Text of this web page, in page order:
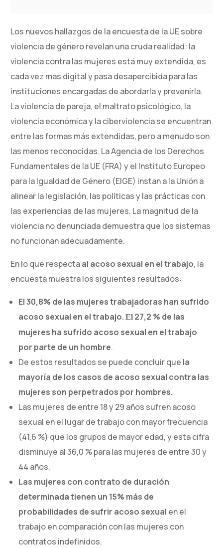
Los nuevos hallazgos de la encuesta de la UE sobre
violencia de género revelan una cruda realidad: la
violencia contra las mujeres está muy extendida, es
cada vez más digital y pasa desapercibida para las
instituciones encargadas de abordarla y prevenirla.
La violencia de pareja, el maltrato psicológico, la
violencia económica y la ciberviolencia se encuentran
entre las formas más extendidas, pero a menudo son
las menos reconocidas. La Agencia de los Derechos
Fundamentales de la UE (FRA) y el Instituto Europeo
para la Igualdad de Género (EIGE) instan a la Unión a
alinear la legislación, las políticas y las prácticas con
las experiencias de las mujeres. La magnitud de la
violencia no denunciada demuestra que los sistemas
no funcionan adecuadamente.
En lo que respectaal acoso sexual en el trabajo, la
encuesta muestra los siguientes resultados:
El 30,8% de las mujeres trabajadoras han sufrido
acoso sexual en el trabajo.El 27,2 % de las
mujeres ha sufrido acoso sexual en el trabajo
por parte de un hombre.
De estos resultados se puede concluir que la
mayoría de los casos de acoso sexual contra las
mujeres son perpetrados por hombres.
Las mujeres de entre 18 y 29 años sufren acoso
sexual en el lugar de trabajo con mayor frecuencia
(41,6 %) que los grupos de mayor edad, y esta cifra
disminuye al 36,0 % para las mujeres de entre 30 y
44 años.
Las mujeres con contrato de duración
determinada tienen un 15% más de
probabilidades de sufrir acoso sexual en el
trabajo en comparación con las mujeres con
contratos indefinidos.